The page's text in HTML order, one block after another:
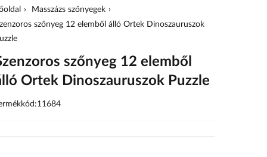
Masszázs szőnyegek
szőnyeg 12 elemből álló Ortek Dinoszauruszok
szőnyeg 12 elemből
Ortek Dinoszauruszok Puzzle